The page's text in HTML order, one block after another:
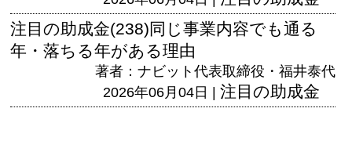
注目の助成金(238)同じ事業内容でも通る
年・落ちる年がある理由
著者：ナビット代表取締役・福井泰代
2026年06月04日 | 注目の助成金